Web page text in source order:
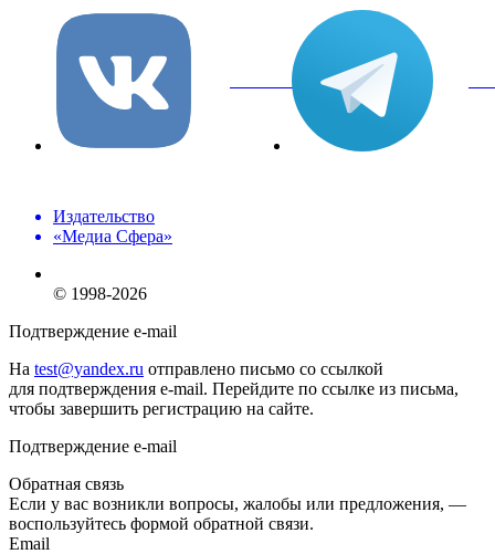
вКонтакте
Издательство
«Медиа Сфера»
© 1998-2026
Подтверждение e-mail
На test@yandex.ru отправлено письмо со ссылкой
для подтверждения e-mail. Перейдите по ссылке из письма,
чтобы завершить регистрацию на сайте.
Подтверждение e-mail
Обратная связь
Если у вас возникли вопросы, жалобы или предложения, —
воспользуйтесь формой обратной связи.
Email